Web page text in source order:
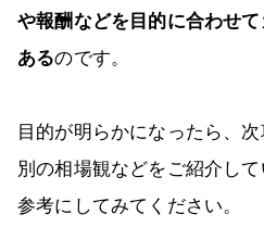
や報酬などを目的に合わせ
あるのです。
目的が明らかになったら、
別の相場観などをご紹介し
参考にしてみてください。